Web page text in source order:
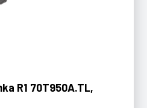
R1 70T950A.TL,